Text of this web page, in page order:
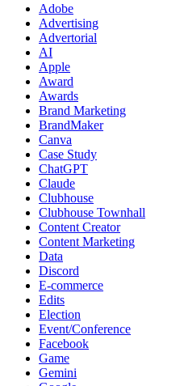
Adobe
Advertising
Advertorial
AI
Apple
Award
Awards
Brand Marketing
BrandMaker
Canva
Case Study
ChatGPT
Claude
Clubhouse
Clubhouse Townhall
Content Creator
Content Marketing
Data
Discord
E-commerce
Edits
Election
Event/Conference
Facebook
Game
Gemini